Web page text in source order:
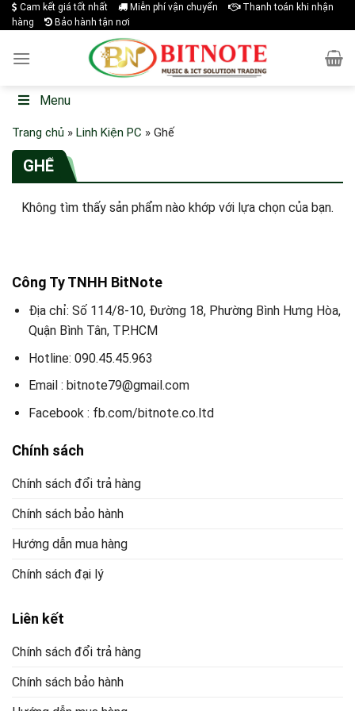
Skip
to
Cam kết giá tốt nhất Miễn phí vận chuyển
Thanh toán khi nhận
hàng
Bảo hành tận nơi
Menu
Trang chủ » Linh Kiện PC » Ghế
GHẾ
Không tìm thấy sản phẩm nào khớp với lựa chọn của bạn.
Công Ty TNHH BitNote
Địa chỉ: Số 114/8-10, Đường 18, Phường Bình Hưng Hòa,
Quận Bình Tân, TP.HCM
Hotline: 090.45.45.963
Email : bitnote79@gmail.com
Facebook : fb.com/bitnote.co.ltd
Chính sách
Chính sách đổi trả hàng
Chính sách bảo hành
Hướng dẫn mua hàng
Chính sách đại lý
Liên kết
Chính sách đổi trả hàng
Chính sách bảo hành